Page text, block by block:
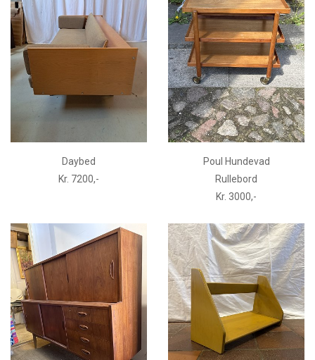
Daybed
Kr. 7200,-
Poul Hundevad
Rullebord
Kr. 3000,-